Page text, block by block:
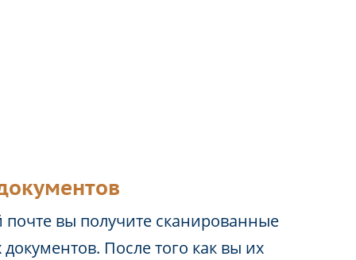
почте вы получите сканированные
После того как вы их